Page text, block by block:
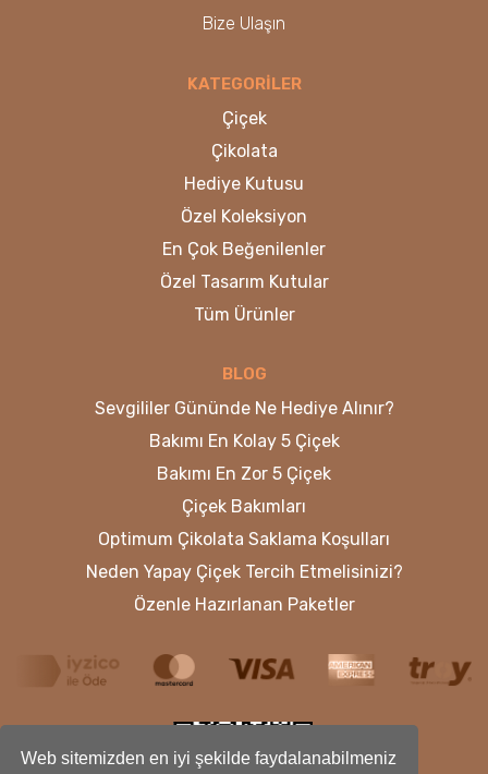
Web sitemizden en iyi şekilde faydalanabilmeniz
Bize Ulaşın
KATEGORİLER
Çiçek
Çikolata
Hediye Kutusu
Özel Koleksiyon
En Çok Beğenilenler
Özel Tasarım Kutular
Tüm Ürünler
BLOG
Sevgililer Gününde Ne Hediye Alınır?
Bakımı En Kolay 5 Çiçek
Bakımı En Zor 5 Çiçek
Çiçek Bakımları
Optimum Çikolata Saklama Koşulları
Neden Yapay Çiçek Tercih Etmelisinizi?
Özenle Hazırlanan Paketler